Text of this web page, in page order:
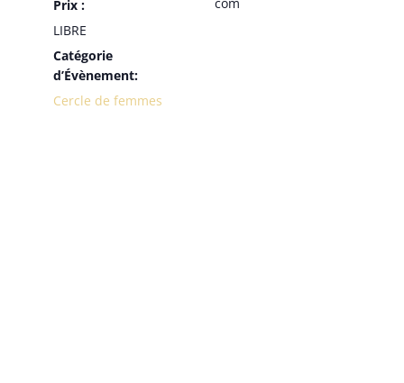
Prix :
LIBRE
Catégorie
d’Évènement:
Cercle de femmes